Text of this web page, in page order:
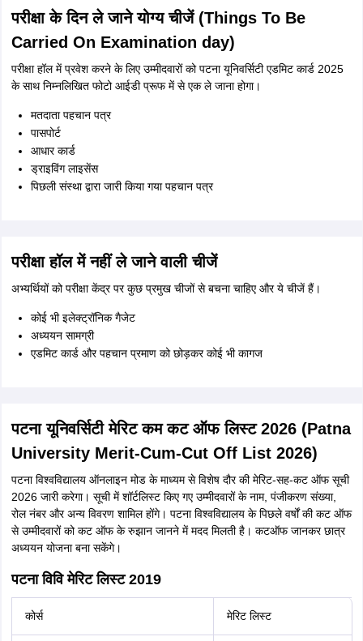
परीक्षा के दिन ले जाने योग्य चीजें (Things To Be
Carried On Examination day)
परीक्षा हॉल में प्रवेश करने के लिए उम्मीदवारों को पटना यूनिवर्सिटी एडमिट कार्ड 2025
के साथ निम्नलिखित फोटो आईडी प्रूफ में से एक ले जाना होगा।
मतदाता पहचान पत्र
पासपोर्ट
आधार कार्ड
ड्राइविंग लाइसेंस
पिछली संस्था द्वारा जारी किया गया पहचान पत्र
परीक्षा हॉल में नहीं ले जाने वाली चीजें
अभ्यर्थियों को परीक्षा केंद्र पर कुछ प्रमुख चीजों से बचना चाहिए और ये चीजें हैं।
कोई भी इलेक्ट्रॉनिक गैजेट
अध्ययन सामग्री
एडमिट कार्ड और पहचान प्रमाण को छोड़कर कोई भी कागज
पटना यूनिवर्सिटी मेरिट कम कट ऑफ लिस्ट 2026 (Patna
University Merit-Cum-Cut Off List 2026)
पटना विश्वविद्यालय ऑनलाइन मोड के माध्यम से विशेष दौर की मेरिट-सह-कट ऑफ सूची
2026 जारी करेगा। सूची में शॉर्टलिस्ट किए गए उम्मीदवारों के नाम, पंजीकरण संख्या,
रोल नंबर और अन्य विवरण शामिल होंगे। पटना विश्वविद्यालय के पिछले वर्षों की कट ऑफ
से उम्मीदवारों को कट ऑफ के रुझान जानने में मदद मिलती है। कटऑफ जानकर छात्र
अध्ययन योजना बना सकेंगे।
पटना विवि मेरिट लिस्ट 2019
कोर्स मेरिट लिस्ट